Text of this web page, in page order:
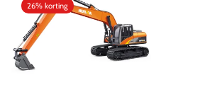
26% korting